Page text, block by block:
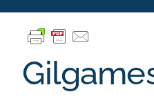
Accueil
Ressources
Qui sommes-nous ?